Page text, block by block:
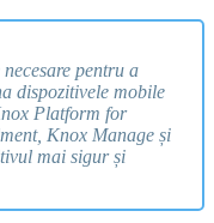
pentru a
dispozitivele mobile
Platform for
Knox Manage și
mai sigur și